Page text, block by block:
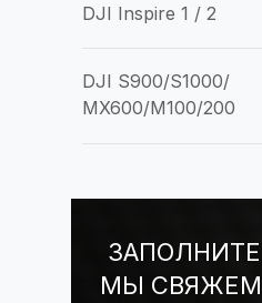
DJI Inspire 1 / 2
DJI S900/S1000/
MX600/M100/200
МЫ